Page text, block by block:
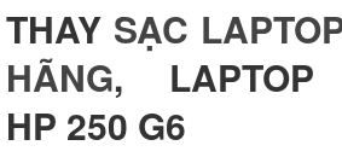
THAY SẠC
HÃNG, LAPTOP
HP 250 G6